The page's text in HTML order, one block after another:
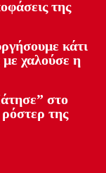
της
κάτι
χαλούσε η
στο
ρόστερ της